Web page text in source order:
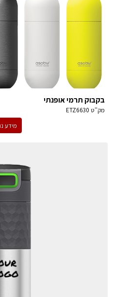
בקבוק תרמי אופנתי
מק''ט ETZ6630
מידע